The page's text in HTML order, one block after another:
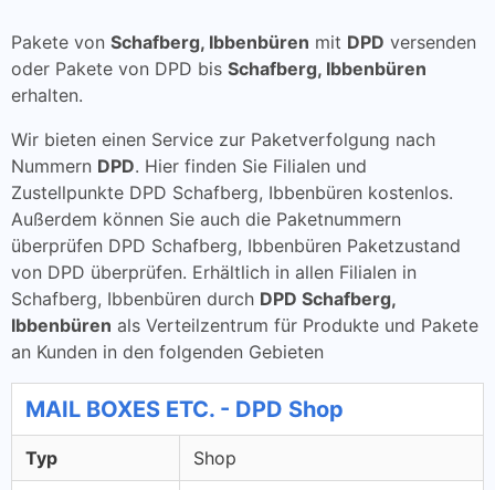
Pakete von Schafberg, Ibbenbüren mit DPD versenden
oder Pakete von DPD bis Schafberg, Ibbenbüren
erhalten.
Wir bieten einen Service zur Paketverfolgung nach
Nummern DPD. Hier finden Sie Filialen und
Zustellpunkte DPD Schafberg, Ibbenbüren kostenlos.
Außerdem können Sie auch die Paketnummern
überprüfen DPD Schafberg, Ibbenbüren Paketzustand
von DPD überprüfen. Erhältlich in allen Filialen in
Schafberg, Ibbenbüren durch DPD Schafberg,
Ibbenbüren als Verteilzentrum für Produkte und Pakete
an Kunden in den folgenden Gebieten
MAIL BOXES ETC. - DPD Shop
Typ Shop